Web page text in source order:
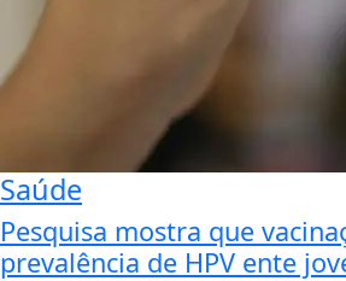
Saúde
Pesquisa mostra que
prevalência de HPV ente